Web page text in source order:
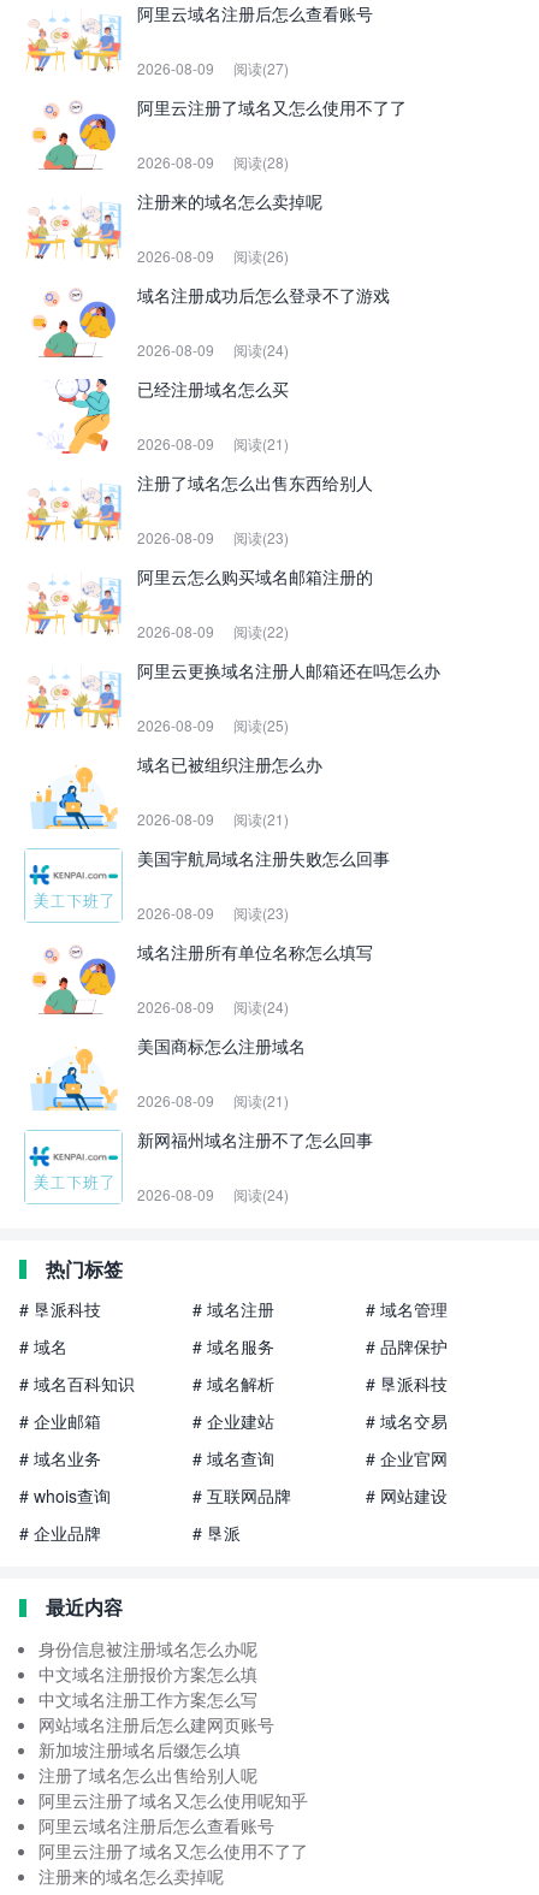
阿里云域名注册后怎么查看账号
2026-08-09 阅读(27)
阿里云注册了域名又怎么使用不了了
2026-08-09 阅读(28)
注册来的域名怎么卖掉呢
2026-08-09 阅读(26)
域名注册成功后怎么登录不了游戏
2026-08-09 阅读(24)
已经注册域名怎么买
2026-08-09 阅读(21)
注册了域名怎么出售东西给别人
2026-08-09 阅读(23)
阿里云怎么购买域名邮箱注册的
2026-08-09 阅读(22)
阿里云更换域名注册人邮箱还在吗怎么办
2026-08-09 阅读(25)
域名已被组织注册怎么办
2026-08-09 阅读(21)
美国宇航局域名注册失败怎么回事
2026-08-09 阅读(23)
域名注册所有单位名称怎么填写
2026-08-09 阅读(24)
美国商标怎么注册域名
2026-08-09 阅读(21)
新网福州域名注册不了怎么回事
2026-08-09 阅读(24)
热门标签
# 垦派科技 # 域名注册
# 域名管理
# 域名
# 域名服务
# 品牌保护
# 域名百科知识
# 域名解析
# 垦派科技
# 企业邮箱
# 企业建站
# 域名交易
# 域名业务
# 域名查询
# 企业官网
# whois查询
# 互联网品牌
# 网站建设
# 企业品牌
# 垦派
最近内容
身份信息被注册域名怎么办呢
中文域名注册报价方案怎么填
中文域名注册工作方案怎么写
网站域名注册后怎么建网页账号
新加坡注册域名后缀怎么填
注册了域名怎么出售给别人呢
阿里云注册了域名又怎么使用呢知乎
阿里云域名注册后怎么查看账号
阿里云注册了域名又怎么使用不了了
注册来的域名怎么卖掉呢